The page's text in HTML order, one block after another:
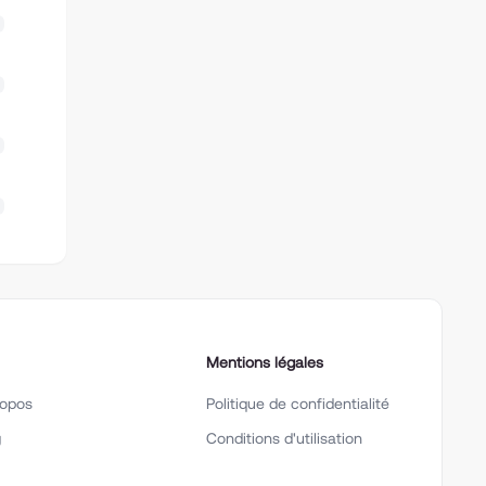
Mentions légales
Politique de confidentialité
Conditions d'utilisation